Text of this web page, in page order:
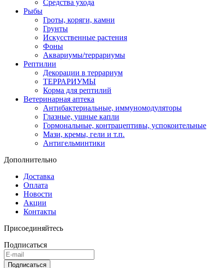
Средства ухода
Рыбы
Гроты, коряги, камни
Грунты
Искусственные растения
Фоны
Аквариумы/террариумы
Рептилии
Декорации в террариум
ТЕРРАРИУМЫ
Корма для рептилий
Ветеринарная аптека
Антибактериальные, иммуномодуляторы
Глазные, ушные капли
Гормональные, контрацептивы, успокоительные
Мази, кремы, гели и т.п.
Антигельминтики
Дополнительно
Доставка
Оплата
Новости
Акции
Контакты
Присоединяйтесь
Подписаться